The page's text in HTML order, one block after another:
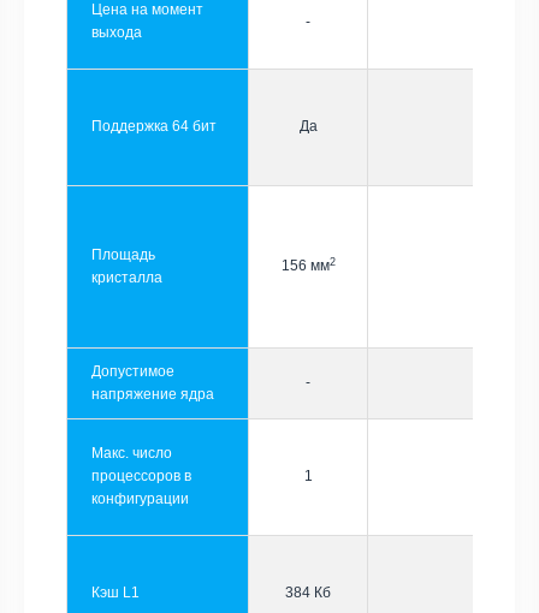
Цена на момент
выхода
-
Поддержка 64 бит Да
Площадь
кристалла
156 мм2
Допустимое
напряжение ядра
-
Макс. число
процессоров в
конфигурации
1
Кэш L1 384 Кб